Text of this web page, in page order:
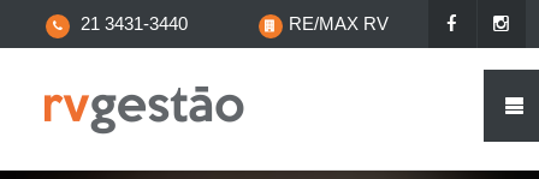
21 3431-3440 RE/MAX RV